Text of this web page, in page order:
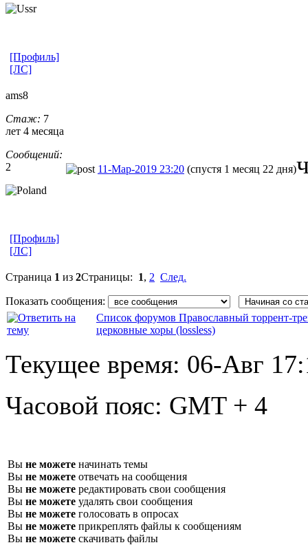
[Профиль]
[ЛС]
ams8
Стаж: 7
лет 4 месяца
Сообщений:
2
11-Мар-2019 23:20 (спустя 1 месяц 22 дня)
[Профиль]
[ЛС]
Страница 1 из 2Страницы: 1, 2 След.
Показать сообщения:
Список форумов Православный торрент-
церковные хоры (lossless)
Текущее время: 06-Авг
Часовой пояс: GMT + 4
Вы не можете начинать темы
Вы не можете отвечать на сообщения
Вы не можете редактировать свои сообщения
Вы не можете удалять свои сообщения
Вы не можете голосовать в опросах
Вы не можете прикреплять файлы к сообщениям
Вы не можете скачивать файлы